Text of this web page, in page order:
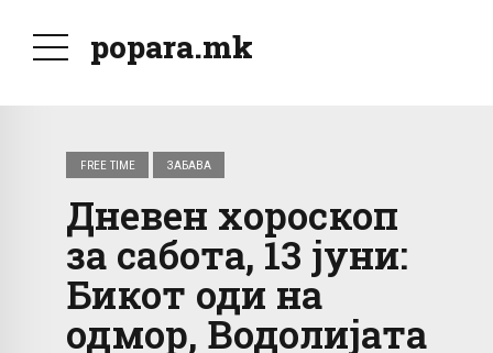
popara.mk
FREE TIME ЗАБАВА
Дневен хороскоп
за сабота, 13 јуни:
Бикот оди на
одмор, Водолијата